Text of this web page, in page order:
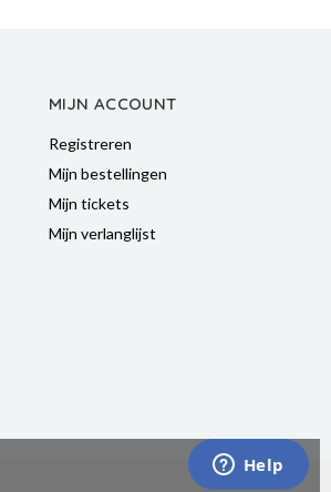
MIJN ACCOUNT
Registreren
Mijn bestellingen
Mijn tickets
Mijn verlanglijst